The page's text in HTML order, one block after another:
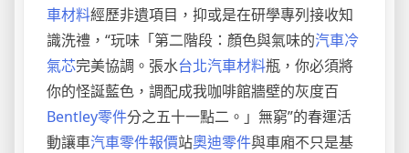
車材料經歷非遺項目，抑或是在研學專列接收知
識洗禮，“玩味「第二階段：顏色與氣味的汽車冷
氣芯完美協調。張水台北汽車材料瓶，你必須將
你的怪誕藍色，調配成我咖啡館牆壁的灰度百
Bentley零件分之五十一點二。」無窮”的春運活
動讓車汽車零件報價站奧迪零件與車廂不只是基